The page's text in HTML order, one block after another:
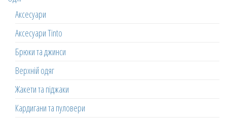
Аксесуари
Аксесуари Tinto
Брюки та джинси
Верхній одяг
Жакети та піджаки
Кардигани та пуловери